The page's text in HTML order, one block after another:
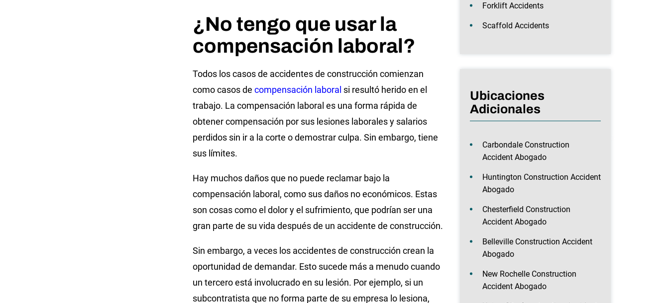
¿No tengo que usar la
compensación laboral?
Todos los casos de accidentes de construcción comienzan
como casos de compensación laboral si resultó herido en el
trabajo. La compensación laboral es una forma rápida de
obtener compensación por sus lesiones laborales y salarios
perdidos sin ir a la corte o demostrar culpa. Sin embargo, tiene
sus límites.
Hay muchos daños que no puede reclamar bajo la
compensación laboral, como sus daños no económicos. Estas
son cosas como el dolor y el sufrimiento, que podrían ser una
gran parte de su vida después de un accidente de construcción.
Sin embargo, a veces los accidentes de construcción crean la
oportunidad de demandar. Esto sucede más a menudo cuando
un tercero está involucrado en su lesión. Por ejemplo, si un
subcontratista que no forma parte de su empresa lo lesiona,
Forklift Accidents
Scaffold Accidents
Ubicaciones
Adicionales
Carbondale Construction
Accident Abogado
Huntington Construction Accident
Abogado
Chesterfield Construction
Accident Abogado
Belleville Construction Accident
Abogado
New Rochelle Construction
Accident Abogado